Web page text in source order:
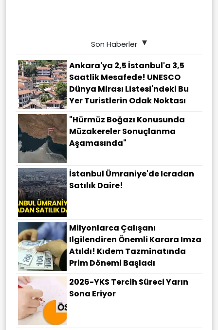
Son Haberler
Ankara'ya 2,5 İstanbul'a 3,5
Saatlik Mesafede! UNESCO
Dünya Mirası Listesi'ndeki Bu
Yer Turistlerin Odak Noktası
"Hürmüz Boğazı Konusunda
Müzakereler Sonuçlanma
Aşamasında"
İstanbul Ümraniye'de Icradan
Satılık Daire!
Milyonlarca Çalışanı
Ilgilendiren Önemli Karara Imza
Atıldı! Kıdem Tazminatında
Prim Dönemi Başladı
2026-YKS Tercih Süreci Yarın
Sona Eriyor